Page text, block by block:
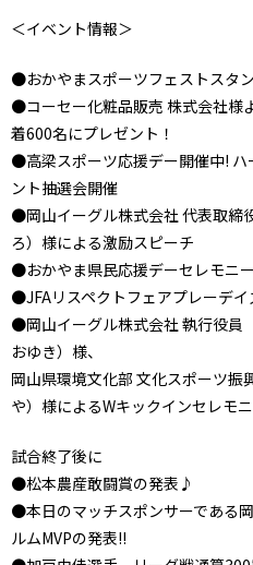
＜イベント情報＞
●おかやまスポーツフェストスタ
●コーセー化粧品販売 株式会社様
着600名にプレゼント！
●高梁スポーツ応援デー開催中!
ント抽選会開催
●岡山イーグル株式会社 代表取締
ろ）様による激励スピーチ
●おかやま県民応援デーセレモニー
●JFAリスペクトフェアプレーデ
●岡山イーグル株式会社 執行役
おゆき）様、
岡山県環境文化部 文化スポーツ
や）様によるWキックインセレモ
試合終了後に
●松本農産敢闘賞の発表♪
●本日のマッチスポンサーである
ルムMVPの発表!!